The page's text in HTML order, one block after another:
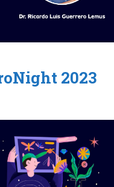
2023